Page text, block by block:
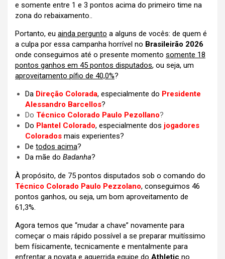
e somente entre 1 e 3 pontos acima do primeiro time na
zona do rebaixamento..
Portanto, eu ainda pergunto a alguns de vocês: de quem é
a culpa por essa campanha horrível no Brasileirão 2026
onde conseguimos até o presente momento somente 18
pontos ganhos em 45 pontos disputados, ou seja, um
aproveitamento pífio de 40,0%?
Da Direção Colorada, especialmente do Presidente
Alessandro Barcellos?
Do Técnico Colorado Paulo Pezollano?
Do Plantel Colorado, especialmente dos jogadores
Colorados mais experientes?
De todos acima?
Da mãe do Badanha?
À propósito, de 75 pontos disputados sob o comando do
Técnico Colorado Paulo Pezzolano, conseguimos 46
pontos ganhos, ou seja, um bom aproveitamento de
61,3%.
Agora temos que “mudar a chave” novamente para
começar o mais rápido possível a se preparar muitíssimo
bem físicamente, tecnicamente e mentalmente para